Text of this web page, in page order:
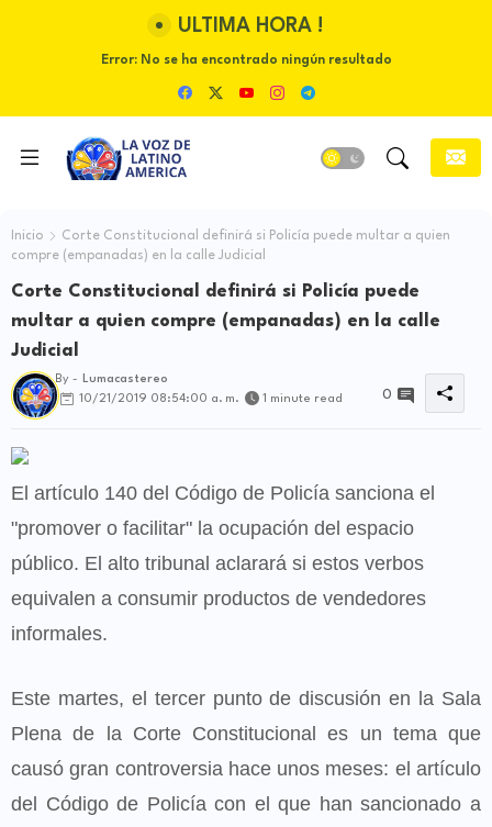
ULTIMA HORA !
Error:No se ha encontrado ningún resultado
Inicio
Corte Constitucional definirá si Policía puede multar a quien
compre (empanadas) en la calle Judicial
Corte Constitucional definirá si Policía puede
multar a quien compre (empanadas) en la calle
Judicial
By -
Lumacastereo
10/21/2019 08:54:00 a. m.
1 minute read 0
El artículo 140 del Código de Policía sanciona el
"promover o facilitar" la ocupación del espacio
público. El alto tribunal aclarará si estos verbos
equivalen a consumir productos de vendedores
informales.
Este martes, el tercer punto de discusión en la Sala
Plena de la Corte Constitucional es un tema que
causó gran controversia hace unos meses: el artículo
del Código de Policía con el que han sancionado a